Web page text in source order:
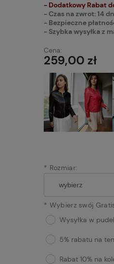
- Dodatkowy Rabat
- Czas na zwrot: 14
- Bezpieczne
- Szybka wysyłka z
Cena:
259,00 zł
* Rozmiar:
* Wybierz swój
Wysyłka w
5% rabatu na
Rabat 10% na